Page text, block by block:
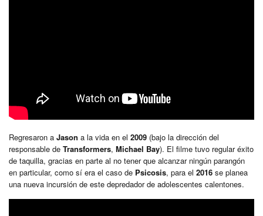
Regresaron a Jason a la vida en el 2009 (bajo la dirección del
responsable de Transformers, Michael Bay). El filme tuvo regular éxito
de taquilla, gracias en parte al no tener que alcanzar ningún parangón
en particular, como sí era el caso de Psicosis, para el 2016 se planea
una nueva incursión de este depredador de adolescentes calentones.